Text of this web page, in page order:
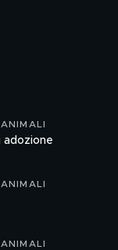
adozione